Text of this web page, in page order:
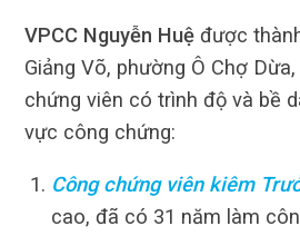
VPCC Nguyễn Huệ được
Giảng Võ, phường Ô Chợ
chứng viên có trình độ và bề
vực công chứng:
Công chứng viên kiêm
cao, đã có 31 năm làm